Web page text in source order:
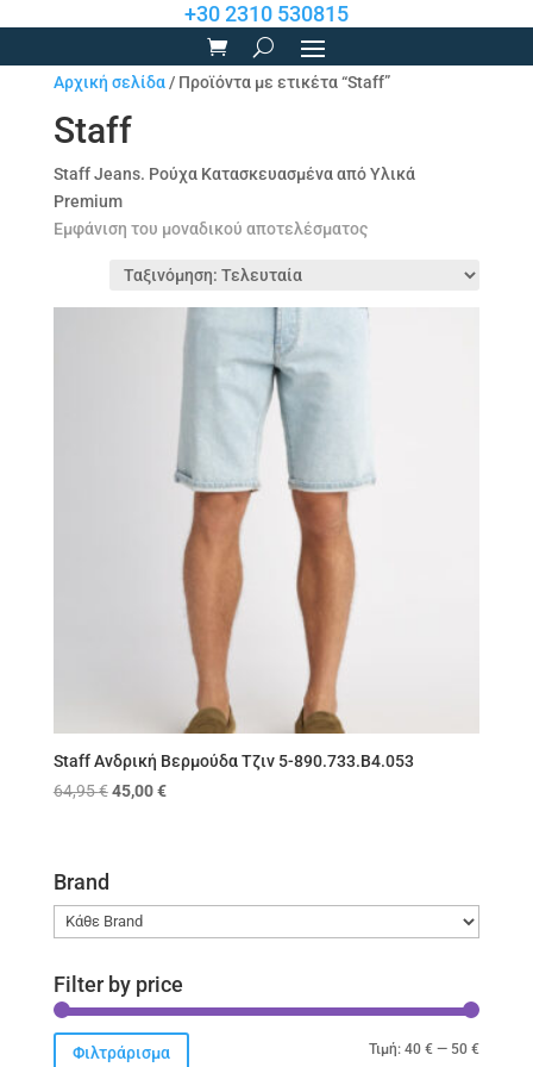
+30 2310 530815
Αρχική σελίδα/ Προϊόντα με ετικέτα “Staff”
Staff
Staff Jeans. Ρούχα Κατασκευασμένα από Υλικά
Premium
Εμφάνιση του μοναδικού αποτελέσματος
Staff Ανδρική Βερμούδα Τζιν 5-890.733.B4.053
64,95€ Original
45,00€Η
Brand
Filter by price
Φιλτράρισμα Τιμή:40 € — 50 €